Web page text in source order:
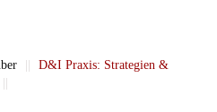
||
D&I Praxis: Strategien &
||